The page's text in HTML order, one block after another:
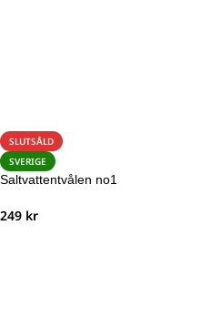
SLUTSÅLD
SVERIGE
Saltvattentvålen no1
249 kr